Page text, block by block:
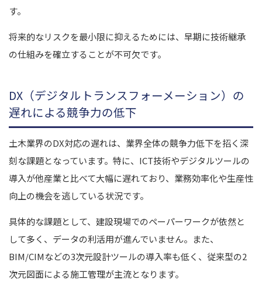
す。
将来的なリスクを最小限に抑えるためには、早期に技術継承
の仕組みを確立することが不可欠です。
DX（デジタルトランスフォーメーション）の
遅れによる競争力の低下
土木業界のDX対応の遅れは、業界全体の競争力低下を招く深
刻な課題となっています。特に、ICT技術やデジタルツールの
導入が他産業と比べて大幅に遅れており、業務効率化や生産性
向上の機会を逃している状況です。
具体的な課題として、建設現場でのペーパーワークが依然と
して多く、データの利活用が進んでいません。また、
BIM/CIMなどの3次元設計ツールの導入率も低く、従来型の2
次元図面による施工管理が主流となります。